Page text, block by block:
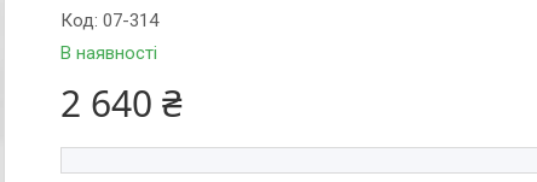
В наявності
Код: 07-314
2 640 ₴